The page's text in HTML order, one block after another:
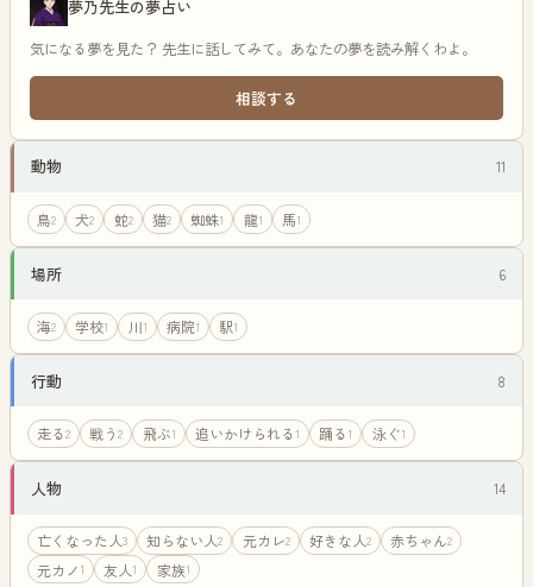
夢乃先生の夢占い
気になる夢を見た？ 先生に話してみて。あなたの夢を読み解くわよ。
相談する
動物 11
鳥2 犬2 蛇2 猫2 蜘蛛1 龍1 馬1
場所 6
海2 学校1 川1 病院1 駅1
行動 8
走る2 戦う2 飛ぶ1 追いかけられる1 踊る1 泳ぐ1
人物 14
亡くなった人3 知らない人2 元カレ2 好きな人2 赤ちゃん2
元カノ1 友人1 家族1